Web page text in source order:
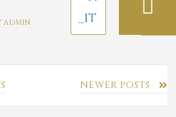
ADMIN
NEWER POSTS